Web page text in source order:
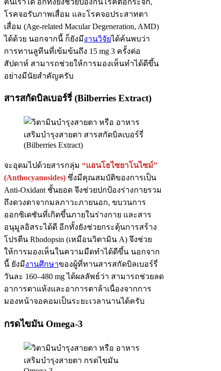
โรคจอรับภาพเสื่อม และโรคจอประสาทตา
เสื่อม (Age-related Macular Degeneration, AMD)
ได้ด้วย นอกจากนี้ ก็ยังมีงานวิจัยได้ค้นพบว่า
การทานลูทีนที่เข้มข้นถึง 15 mg 3 ครั้งต่อ
สัปดาห์ สามารถช่วยให้การมองเห็นทำได้ดีขึ้น
อย่างมีนัยสำคัญครับ
สารสกัดบิลเบอร์รี่(Bilberries Extract)
จะอุดมไปด้วยสารกลุ่ม “แอนโธไซยาโนไซม์”
(Anthocyanosides) ซึ่งมีคุณสมบัติของการเป็น
Anti-Oxidant ชั้นยอด จึงช่วยปกป้องร่างกายรวม
ถึงดวงตาจากมลภาวะภายนอก, ขบวนการ
ออกซิเดชันที่เกิดขึ้นภายในร่างกาย และสาร
อนุมูลอิสระได้ดี อีกทั้งยังช่วยกระตุ้นการสร้าง
โปรตีน Rhodopsin (เหมือนวิตามิน A) จึงช่วย
ให้การมองเห็นในความมืดทำได้ดีขึ้น นอกจาก
นี้ ยังมีงานศึกษาของผู้ที่ทานสารสกัดบิลเบอร์รี่
วันละ 160–480 mg ได้ผลลัพธ์ว่า สามารถช่วยลด
อาการตาแห้งและอาการตาล้าเนื่องจากการ
มองหน้าจอคอมเป็นระยะเวลานานได้ครับ
กรดไขมัน Omega-3